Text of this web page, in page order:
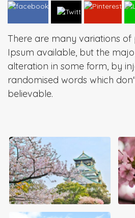
There are many variations of
Ipsum available, but the
alteration in some form, by
randomised words which
believable.